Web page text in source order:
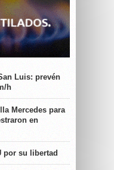
Luis: prevén
h
Mercedes para
en
por su libertad